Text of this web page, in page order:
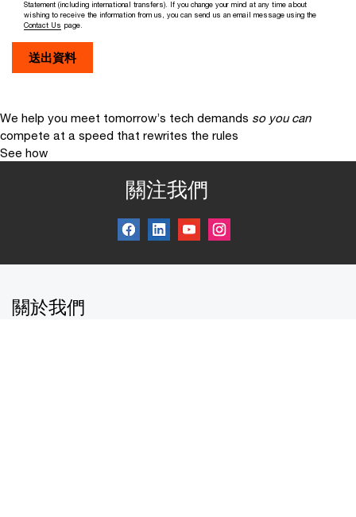
Statement (including international transfers). If you change your mind at any time about
wishing to receive the information from us, you can send us an email message using the
Contact Us page.
We help you meet tomorrow’s tech demands so you can
compete at a speed that rewrites the rules
See how
關注我們
關於我們